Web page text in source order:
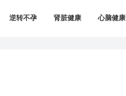
逆转不孕 肾脏健康 心脑健康